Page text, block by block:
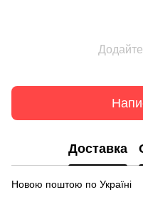
Доставка
Новою поштою по Україні